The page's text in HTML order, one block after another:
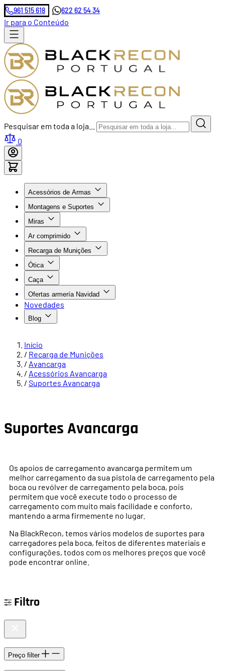
961 515 618 622 62 54 34
Ir para o Conteúdo
Pesquisar em toda a loja...
0
Acessórios de Armas
Montagens e Suportes
Miras
Ar comprimido
Recarga de Munições
Ótica
Caça
Ofertas armería Navidad
Novedades
Blog
Início
/ Recarga de Munições
/ Avancarga
/ Acessórios Avancarga
/ Suportes Avancarga
Suportes Avancarga
Os apoios de carregamento avancarga permitem um
melhor carregamento da sua pistola de carregamento pela
boca ou revólver de carregamento pela boca, pois
permitem que você execute todo o processo de
carregamento com muito mais facilidade e conforto,
mantendo a arma firmemente no lugar.
Na BlackRecon, temos vários modelos de suportes para
carregadores pela boca, feitos de diferentes materiais e
configurações, todos com os melhores preços que você
pode encontrar online.
Filtro
Preço filter